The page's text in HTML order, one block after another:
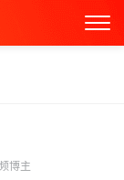
博主